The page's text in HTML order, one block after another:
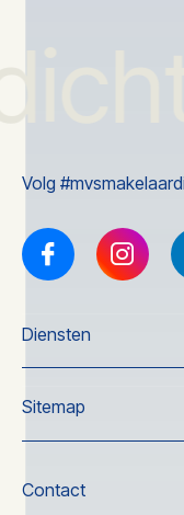
Diensten
Koop
Taxatie
Sitemap
Wonen
Contact
Volg